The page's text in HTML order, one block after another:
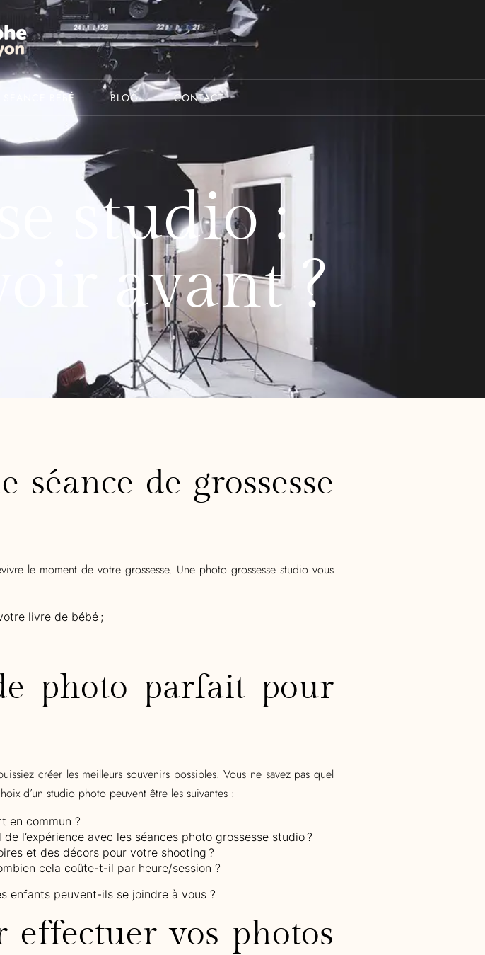
SÉANCE BÉBÉ BLOG CONTACT
studio :
avant ?
séance de grossesse
le moment de votre grossesse. Une photo grossesse studio vous
livre de bébé ;
photo parfait pour
créer les meilleurs souvenirs possibles. Vous ne savez pas quel
d’un studio photo peuvent être les suivantes :
en commun ?
l’expérience avec les séances photo grossesse studio ?
et des décors pour votre shooting ?
cela coûte-t-il par heure/session ?
enfants peuvent-ils se joindre à vous ?
vos photos